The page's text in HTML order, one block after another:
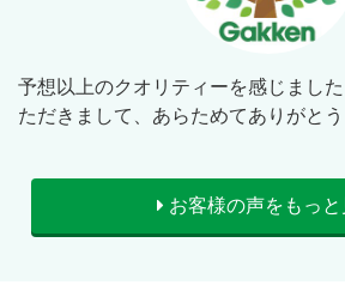
予想以上のクオリティーを感じまし
ただきまして、あらためてありがとう
お客様の声をもっと